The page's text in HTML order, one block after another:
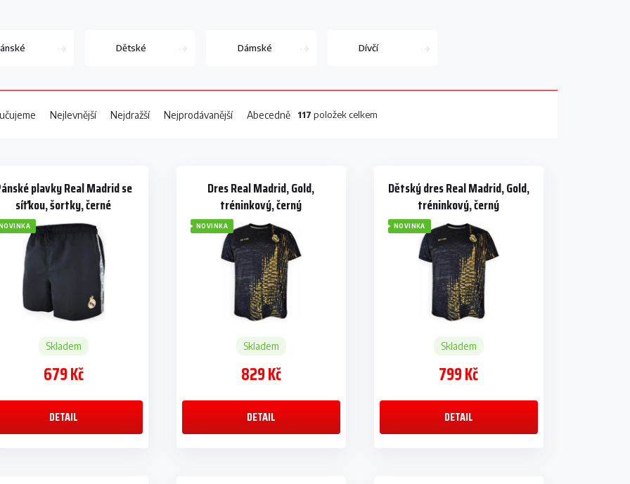
Dětské Dámské Dívčí
Nejlevnější Nejdražší Nejprodávanější Abecedně 117 položek celkem
plavky Real Madrid se
síťkou, šortky, černé
Skladem
679 Kč
DETAIL
Dres Real Madrid, Gold,
tréninkový, černý
NOVINKA
Skladem
829 Kč
DETAIL
Dětský dres Real Madrid, Gold,
tréninkový, černý
NOVINKA
Skladem
799 Kč
DETAIL